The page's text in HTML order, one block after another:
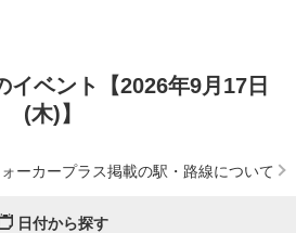
イベント【2026年9月17日
(木)】
ーカープラス掲載の駅・路線について
日付から探す